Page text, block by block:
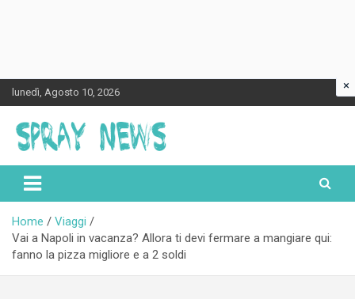
Skip
to
content
lunedì, Agosto 10, 2026
Spraynews.it
Home
Viaggi
Vai a Napoli in vacanza? Allora ti devi fermare a mangiare qui:
fanno la pizza migliore e a 2 soldi
×